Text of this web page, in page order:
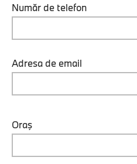
Număr de telefon
Adresa de email
Oraş